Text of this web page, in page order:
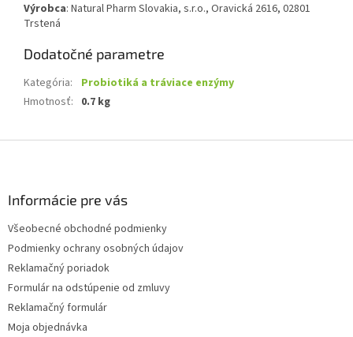
Výrobca: Natural Pharm Slovakia, s.r.o., Oravická 2616, 02801
Trstená
Dodatočné parametre
Kategória:
Probiotiká a tráviace enzýmy
Hmotnosť: 0.7 kg
Informácie pre vás
Všeobecné obchodné podmienky
Podmienky ochrany osobných údajov
Reklamačný poriadok
Formulár na odstúpenie od zmluvy
Reklamačný formulár
Moja objednávka